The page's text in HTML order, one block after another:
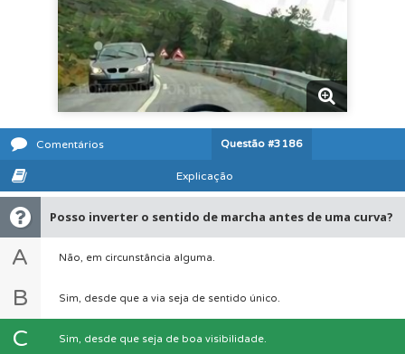
Comentários Questão #3186
Explicação
Posso inverter o sentido de marcha antes de uma curva?
A Não, em circunstância alguma.
B Sim, desde que a via seja de sentido único.
C Sim, desde que seja de boa visibilidade.